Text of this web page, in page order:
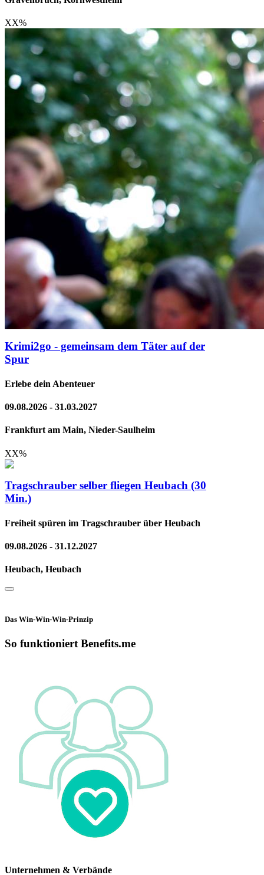
XX%
Krimi2go - gemeinsam dem Täter auf der
Spur
Erlebe dein Abenteuer
09.08.2026 - 31.03.2027
Frankfurt am Main, Nieder-Saulheim
XX%
Tragschrauber selber fliegen Heubach (30
Min.)
Freiheit spüren im Tragschrauber über Heubach
09.08.2026 - 31.12.2027
Heubach, Heubach
Das Win-Win-Win-Prinzip
So funktioniert Benefits.me
Unternehmen & Verbände